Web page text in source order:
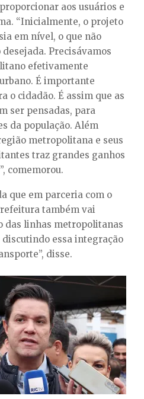
aos usuários e
“Inicialmente, o projeto
em nível, o que não
Precisávamos
efetivamente
É importante
o cidadão. É assim que as
ser pensadas, para
da população. Além
metropolitana e seus
traz grandes ganhos
comemorou.
que em parceria com o
também vai
das linhas metropolitanas
discutindo essa integração
disse.